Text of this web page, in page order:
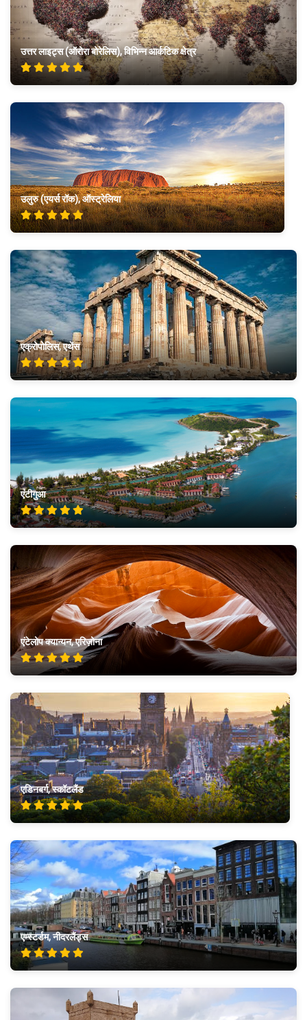
उत्तर लाइट्स (ऑरोरा बोरेलिस), विभिन्न आर्कटिक क्षेत्र
उलुरु (एयर्स रॉक), ऑस्ट्रेलिया
एक्रोपोलिस, एथेंस
एंटीगुआ
एंटेलोप क्यान्यन, एरिज़ोना
एडिनबर्ग, स्कॉटलैंड
एम्स्टर्डम, नीदरलैंड्स